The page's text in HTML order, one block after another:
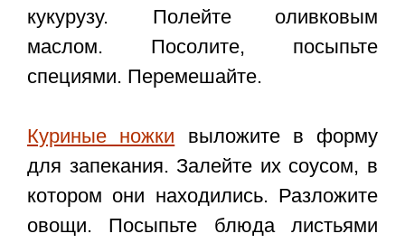
кукурузу. Полейте оливковым
маслом. Посолите, посыпьте
специями. Перемешайте.
Куриные ножки выложите в форму
для запекания. Залейте их соусом, в
котором они находились. Разложите
овощи. Посыпьте блюда листьями